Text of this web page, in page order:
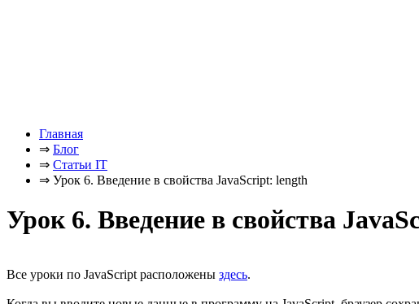
Главная
⇒ Блог
⇒ Статьи IT
⇒ Урок 6. Введение в свойства JavaScript: length
Урок 6. Введение в свойства
Все уроки по JavaScript расположены здесь.